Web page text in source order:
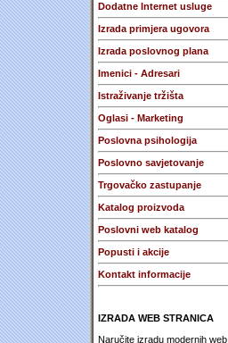
Dodatne Internet usluge
Izrada primjera ugovora
Izrada poslovnog plana
Imenici - Adresari
Istraživanje tržišta
Oglasi - Marketing
Poslovna psihologija
Poslovno savjetovanje
Trgovačko zastupanje
Katalog proizvoda
Poslovni web katalog
Popusti i akcije
Kontakt informacije
IZRADA WEB STRANICA
Naručite izradu modernih web